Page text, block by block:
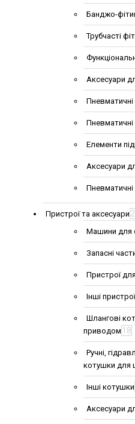
Банджо-
Трубчасті
Аксесуари
Пневматичні
Пневматичні
Елементи
Аксесуари
Пристрої та аксесуари
Машини для
Запасні
Пристрої
Інші пристрої
Шлангові
приводом 18
Ручні,
котушки для
Інші котушки
Аксесуари